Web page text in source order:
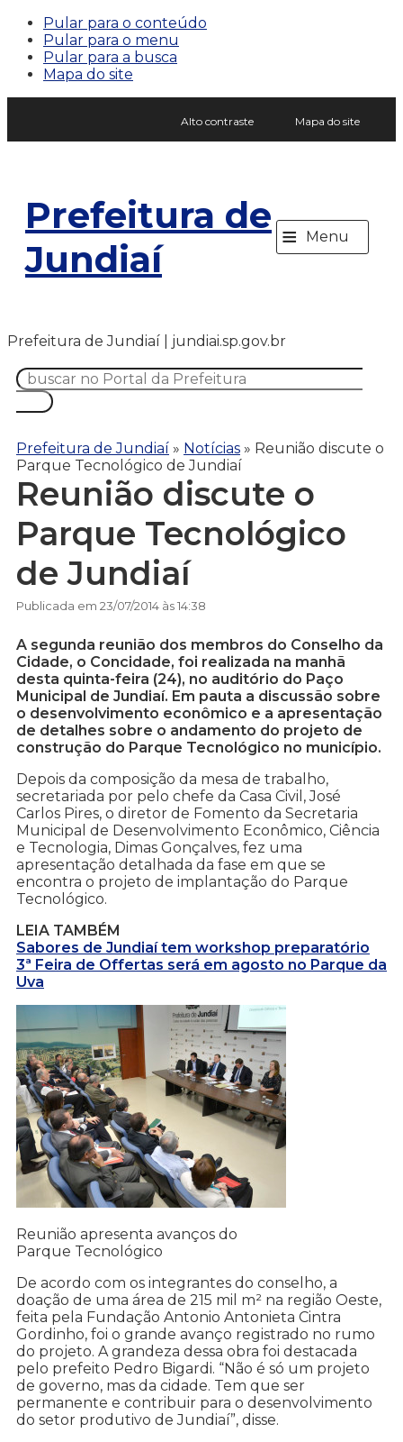
Pular para o conteúdo
Pular para o menu
Pular para a busca
Mapa do site
Alto contraste Mapa do site
Prefeitura de
Jundiaí
≡ Menu
Prefeitura de Jundiaí | jundiai.sp.gov.br
Prefeitura de Jundiaí » Notícias » Reunião discute o
Parque Tecnológico de Jundiaí
Reunião discute o
Parque Tecnológico
de Jundiaí
Publicada em 23/07/2014 às 14:38
A segunda reunião dos membros do Conselho da
Cidade, o Concidade, foi realizada na manhã
desta quinta-feira (24), no auditório do Paço
Municipal de Jundiaí. Em pauta a discussão sobre
o desenvolvimento econômico e a apresentação
de detalhes sobre o andamento do projeto de
construção do Parque Tecnológico no município.
Depois da composição da mesa de trabalho,
secretariada por pelo chefe da Casa Civil, José
Carlos Pires, o diretor de Fomento da Secretaria
Municipal de Desenvolvimento Econômico, Ciência
e Tecnologia, Dimas Gonçalves, fez uma
apresentação detalhada da fase em que se
encontra o projeto de implantação do Parque
Tecnológico.
LEIA TAMBÉM
Sabores de Jundiaí tem workshop preparatório
3ª Feira de Offertas será em agosto no Parque da
Uva
Reunião apresenta avanços do
Parque Tecnológico
De acordo com os integrantes do conselho, a
doação de uma área de 215 mil m² na região Oeste,
feita pela Fundação Antonio Antonieta Cintra
Gordinho, foi o grande avanço registrado no rumo
do projeto. A grandeza dessa obra foi destacada
pelo prefeito Pedro Bigardi. “Não é só um projeto
de governo, mas da cidade. Tem que ser
permanente e contribuir para o desenvolvimento
do setor produtivo de Jundiaí”, disse.